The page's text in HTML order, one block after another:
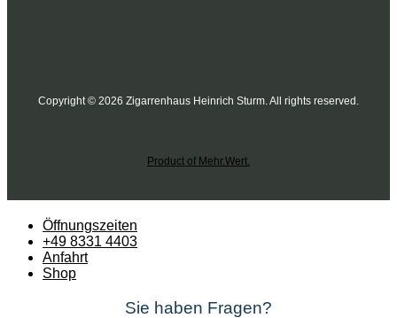
Copyright © 2026 Zigarrenhaus Heinrich Sturm. All rights reserved.
Product of Mehr.Wert.
Öffnungszeiten
+49 8331 4403
Anfahrt
Shop
Sie haben Fragen?